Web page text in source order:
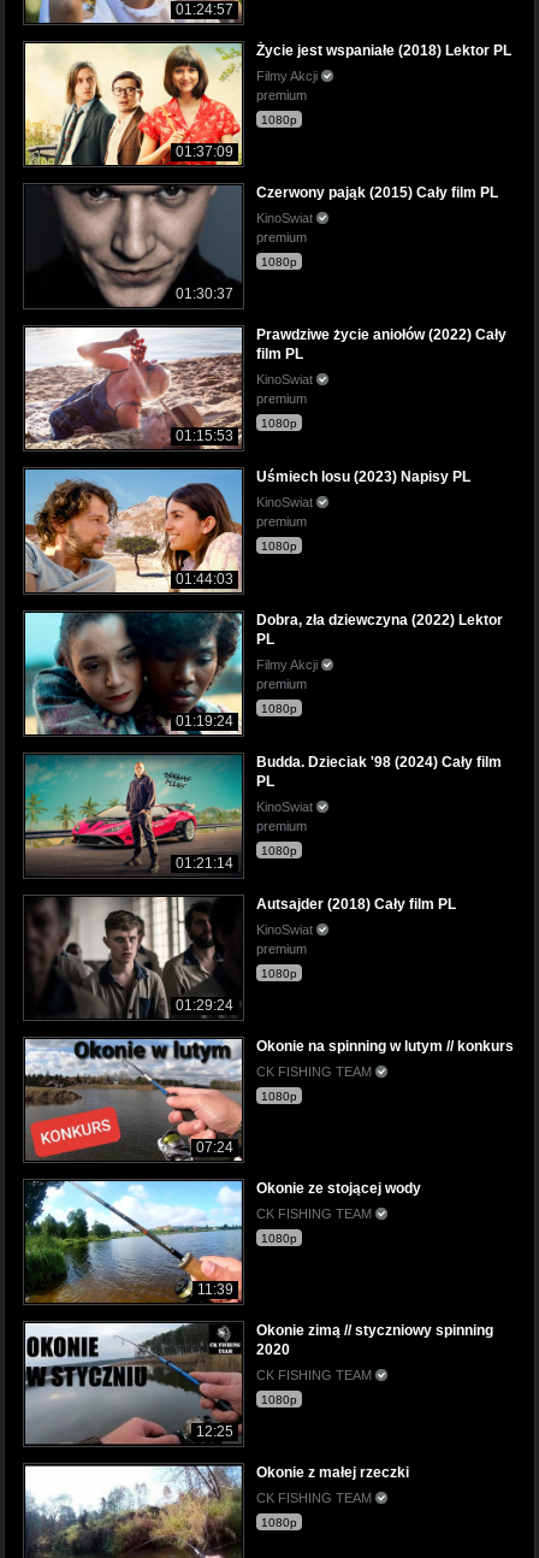
01:24:57
01:37:09
Życie jest wspaniałe (2018) Lektor PL
Filmy Akcji
premium
1080p
01:30:37
Czerwony pająk (2015) Cały film PL
KinoSwiat
premium
1080p
01:15:53
Prawdziwe życie aniołów (2022) Cały
film PL
KinoSwiat
premium
1080p
01:44:03
Uśmiech losu (2023) Napisy PL
KinoSwiat
premium
1080p
01:19:24
Dobra, zła dziewczyna (2022) Lektor
PL
Filmy Akcji
premium
1080p
01:21:14
Budda. Dzieciak '98 (2024) Cały film
PL
KinoSwiat
premium
1080p
01:29:24
Autsajder (2018) Cały film PL
KinoSwiat
premium
1080p
07:24
Okonie na spinning w lutym // konkurs
CK FISHING TEAM
1080p
11:39
Okonie ze stojącej wody
CK FISHING TEAM
1080p
12:25
Okonie zimą // styczniowy spinning
2020
CK FISHING TEAM
1080p
Okonie z małej rzeczki
CK FISHING TEAM
1080p